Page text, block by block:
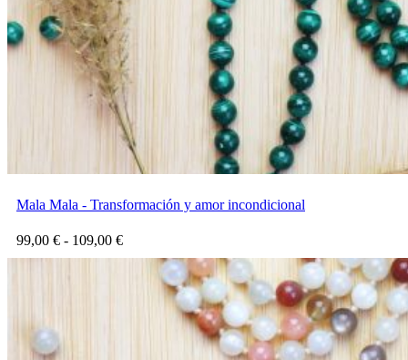
Mala Mala - Transformación y amor incondicional
99,00 € - 109,00 €Rango
de
precios:
99,00 €